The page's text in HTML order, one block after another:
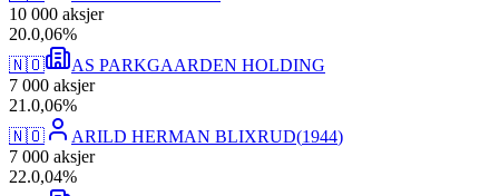
10 000 aksjer
20.0,06%
🇳🇴
AS PARKGAARDEN HOLDING
7 000 aksjer
21 .0,06%
🇳🇴
ARILD HERMAN BLIXRUD(1944)
7 000 aksjer
22.0,04%